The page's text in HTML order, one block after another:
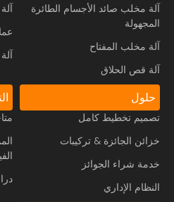
آلة مخلب صائد الأجسام الطائرة
المجهولة
آلة مخلب المفتاح
آلة قص الحلاق
آلة
آلة
حلول
تصميم تخطيط كامل
خزائن الجائزة & تركيبات
خدمة شراء الجوائز
النظام الإداري